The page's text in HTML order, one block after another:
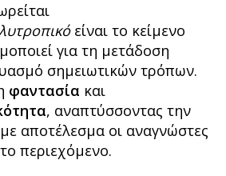
είναι το κείμενο
για τη μετάδοση
σημειωτικών τρόπων.
φαντασία και
, αναπτύσσοντας την
αποτέλεσμα οι αναγνώστες
περιεχόμενο.